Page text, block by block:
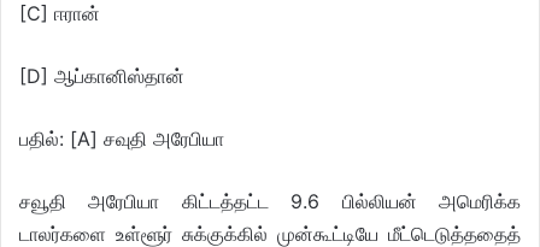
[C] ஈரான்
[D] ஆப்கானிஸ்தான்
பதில்: [A] சவுதி அரேபியா
சவூதி அரேபியா கிட்டத்தட்ட 9.6 பில்லியன் அமெரிக்க
டாலர்களை உள்ளூர் சுக்குக்கில் முன்கூட்டியே மீட்டெடுத்ததைத்